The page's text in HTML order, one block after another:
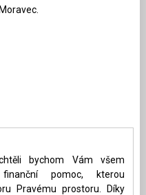
bychom Vám všem
pomoc, kterou
Pravému prostoru. Díky